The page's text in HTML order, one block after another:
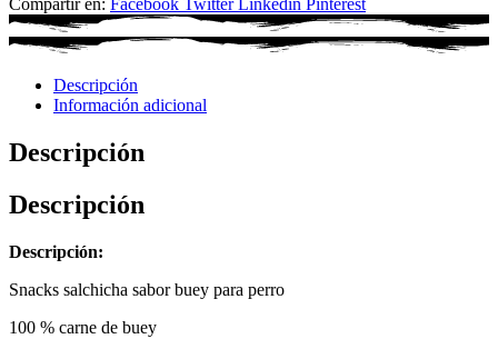
Descripción
Información adicional
Descripción
Descripción
Descripción:
Snacks salchicha sabor buey para perro
100 % carne de buey